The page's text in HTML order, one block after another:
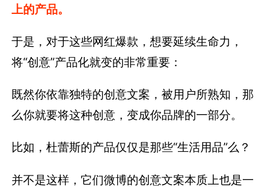
上的产品。
于是，对于这些网红爆款，想要延续生命力，
将“创意”产品化就变的非常重要：
既然你依靠独特的创意文案，被用户所熟知，那
么你就要将这种创意，变成你品牌的一部分。
比如，杜蕾斯的产品仅仅是那些“生活用品”么？
并不是这样，它们微博的创意文案本质上也是一